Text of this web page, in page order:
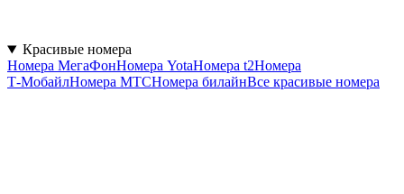
Красивые номера
Номера МегаФонНомера YotaНомера t2Номера
Т‑МобайлНомера МТСНомера билайнВсе красивые номера